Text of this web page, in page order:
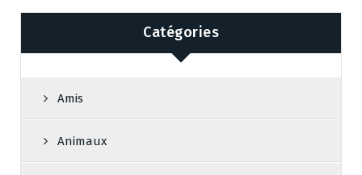
Catégories
Amis
Animaux